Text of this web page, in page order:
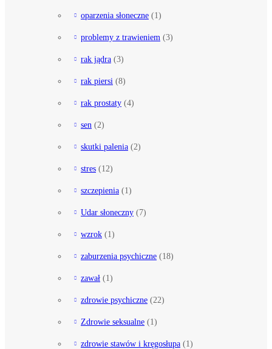
oparzenia słoneczne (1)
problemy z trawieniem (3)
rak jądra (3)
rak piersi (8)
rak prostaty (4)
sen (2)
skutki palenia (2)
stres (12)
szczepienia (1)
Udar słoneczny (7)
wzrok (1)
zaburzenia psychiczne (18)
zawał (1)
zdrowie psychiczne (22)
Zdrowie seksualne (1)
zdrowie stawów i kręgosłupa (1)